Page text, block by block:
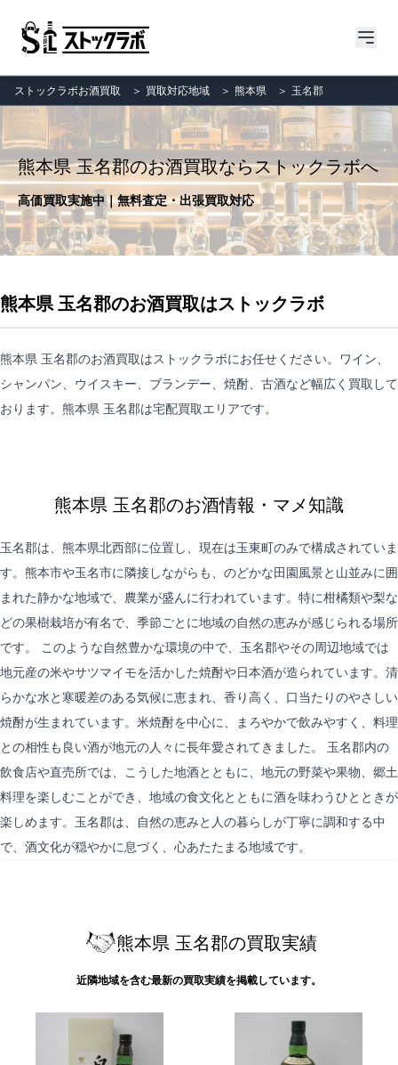
ストックラボお酒買取 ＞ 買取対応地域 ＞ 熊本県 ＞ 玉名郡
熊本県 玉名郡のお酒買取ならストックラボへ
高価買取実施中｜無料査定・出張買取対応
熊本県 玉名郡のお酒買取はストックラボ
熊本県 玉名郡のお酒買取はストックラボにお任せください。ワイン、
シャンパン、ウイスキー、ブランデー、焼酎、古酒など幅広く買取して
おります。熊本県 玉名郡は宅配買取エリアです。
熊本県 玉名郡のお酒情報・マメ知識
玉名郡は、熊本県北西部に位置し、現在は玉東町のみで構成されていま
す。熊本市や玉名市に隣接しながらも、のどかな田園風景と山並みに囲
まれた静かな地域で、農業が盛んに行われています。特に柑橘類や梨な
どの果樹栽培が有名で、季節ごとに地域の自然の恵みが感じられる場所
です。 このような自然豊かな環境の中で、玉名郡やその周辺地域では
地元産の米やサツマイモを活かした焼酎や日本酒が造られています。清
らかな水と寒暖差のある気候に恵まれ、香り高く、口当たりのやさしい
焼酎が生まれています。米焼酎を中心に、まろやかで飲みやすく、料理
との相性も良い酒が地元の人々に長年愛されてきました。 玉名郡内の
飲食店や直売所では、こうした地酒とともに、地元の野菜や果物、郷土
料理を楽しむことができ、地域の食文化とともに酒を味わうひとときが
楽しめます。玉名郡は、自然の恵みと人の暮らしが丁寧に調和する中
で、酒文化が穏やかに息づく、心あたたまる地域です。
熊本県 玉名郡の買取実績
近隣地域を含む最新の買取実績を掲載しています。